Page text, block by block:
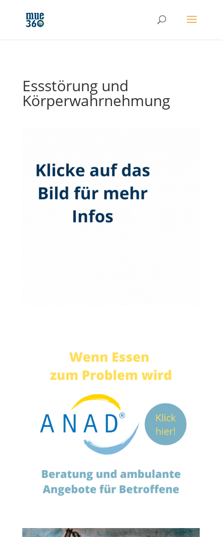
Essstörung und
Körperwahrnehmung